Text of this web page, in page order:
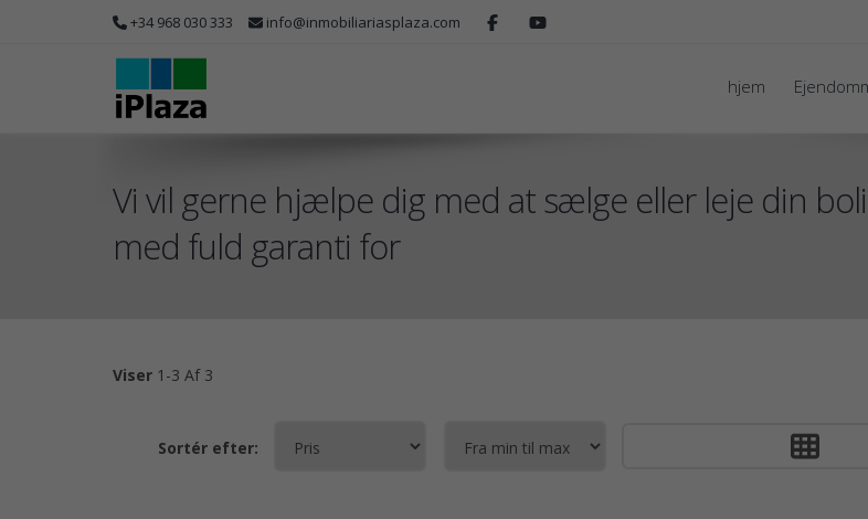
+34 968 030 333 info@inmobiliariasplaza.com
hjem
Vi vil gerne hjælpe dig med at sælge eller leje din
med fuld garanti for
Viser 1-3 Af 3
Sortér efter: